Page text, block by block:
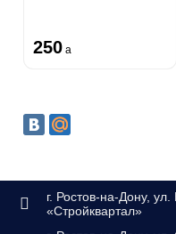
250 a
г. Ростов-на-Дону,
«Стройквартал»